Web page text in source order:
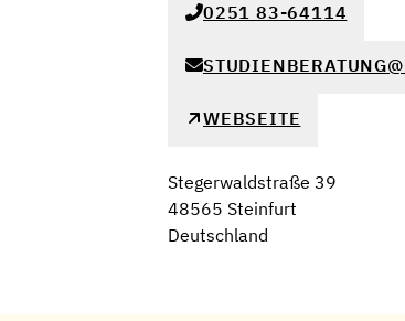
0251 83-64114
WEBSEITE
Stegerwaldstraße 39
48565 Steinfurt
Deutschland